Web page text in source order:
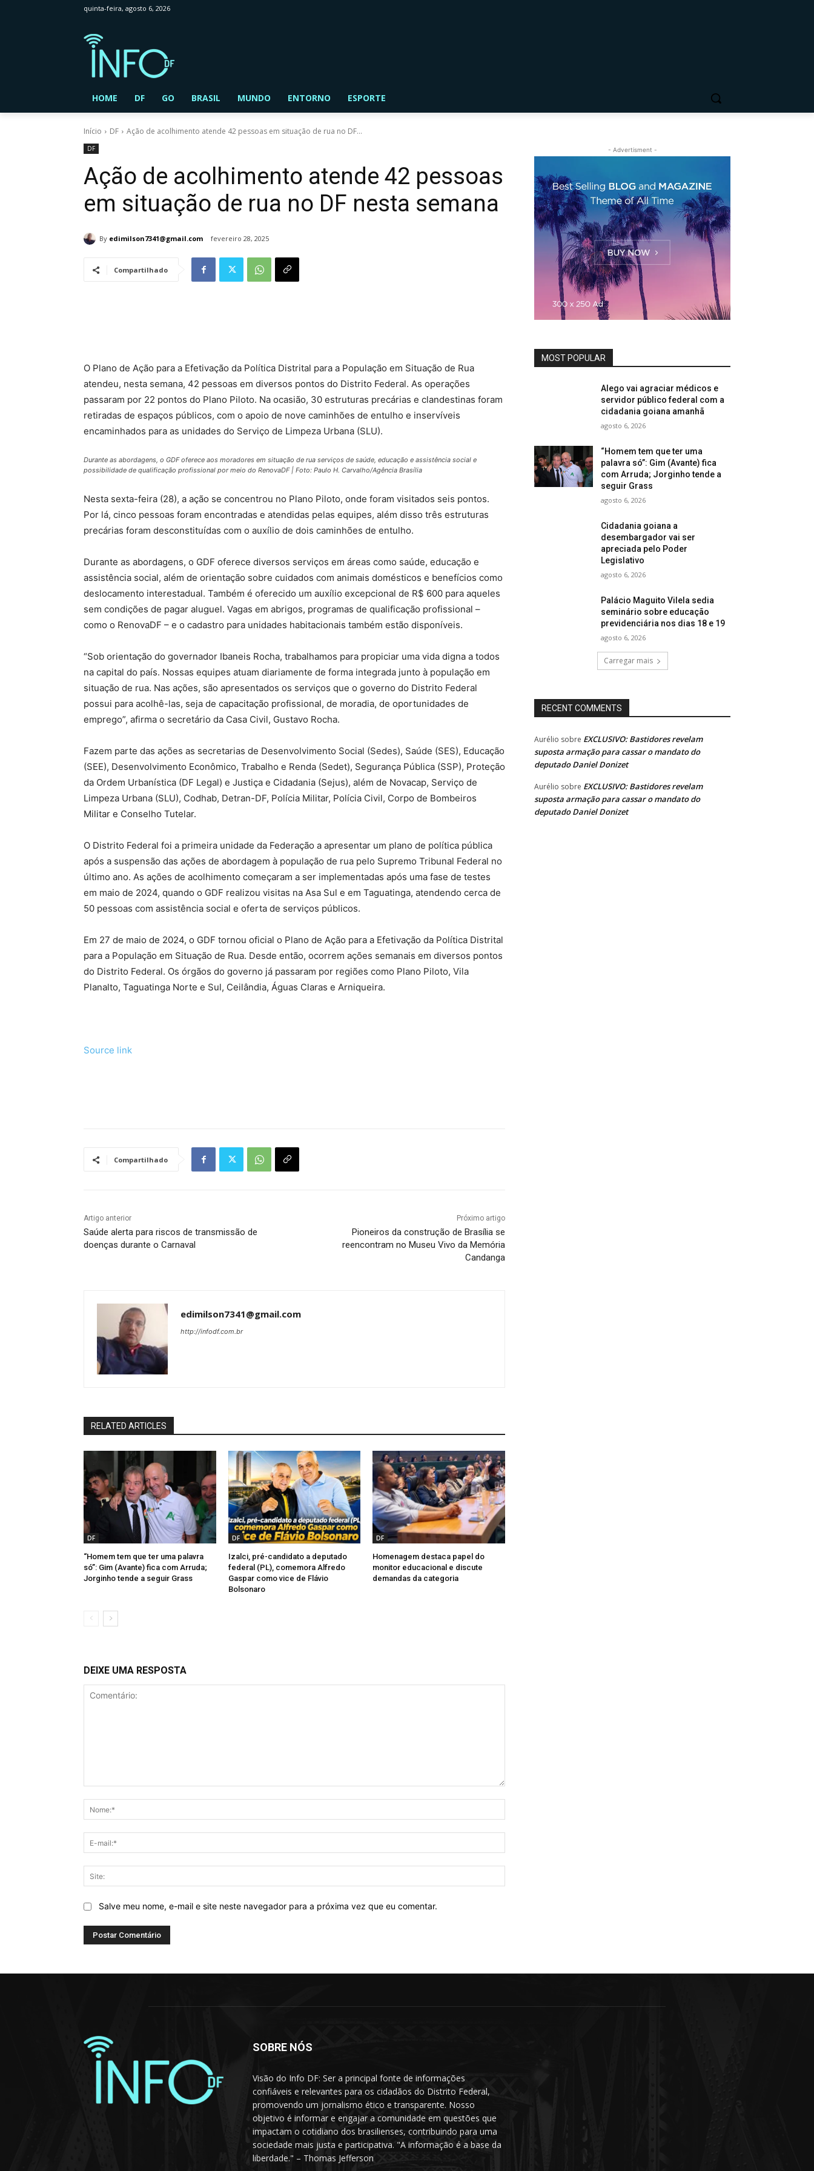
quinta-feira, agosto 6, 2026
HOME DF GO BRASIL MUNDO ENTORNO ESPORTE
Início DF Ação de acolhimento atende 42 pessoas em situação de rua no DF...
DF
Ação de acolhimento atende 42 pessoas
em situação de rua no DF nesta semana
By edimilson7341@gmail.com fevereiro 28, 2025
Compartilhado
O Plano de Ação para a Efetivação da Política Distrital para a População em Situação de Rua
atendeu, nesta semana, 42 pessoas em diversos pontos do Distrito Federal. As operações
passaram por 22 pontos do Plano Piloto. Na ocasião, 30 estruturas precárias e clandestinas foram
retiradas de espaços públicos, com o apoio de nove caminhões de entulho e inservíveis
encaminhados para as unidades do Serviço de Limpeza Urbana (SLU).
Durante as abordagens, o GDF oferece aos moradores em situação de rua serviços de saúde, educação e assistência social e
possibilidade de qualificação profissional por meio do RenovaDF | Foto: Paulo H. Carvalho/Agência Brasília
Nesta sexta-feira (28), a ação se concentrou no Plano Piloto, onde foram visitados seis pontos.
Por lá, cinco pessoas foram encontradas e atendidas pelas equipes, além disso três estruturas
precárias foram desconstituídas com o auxílio de dois caminhões de entulho.
Durante as abordagens, o GDF oferece diversos serviços em áreas como saúde, educação e
assistência social, além de orientação sobre cuidados com animais domésticos e benefícios como
deslocamento interestadual. Também é oferecido um auxílio excepcional de R$ 600 para aqueles
sem condições de pagar aluguel. Vagas em abrigos, programas de qualificação profissional –
como o RenovaDF – e o cadastro para unidades habitacionais também estão disponíveis.
“Sob orientação do governador Ibaneis Rocha, trabalhamos para propiciar uma vida digna a todos
na capital do país. Nossas equipes atuam diariamente de forma integrada junto à população em
situação de rua. Nas ações, são apresentados os serviços que o governo do Distrito Federal
possui para acolhê-las, seja de capacitação profissional, de moradia, de oportunidades de
emprego”, afirma o secretário da Casa Civil, Gustavo Rocha.
Fazem parte das ações as secretarias de Desenvolvimento Social (Sedes), Saúde (SES), Educação
(SEE), Desenvolvimento Econômico, Trabalho e Renda (Sedet), Segurança Pública (SSP), Proteção
da Ordem Urbanística (DF Legal) e Justiça e Cidadania (Sejus), além de Novacap, Serviço de
Limpeza Urbana (SLU), Codhab, Detran-DF, Polícia Militar, Polícia Civil, Corpo de Bombeiros
Militar e Conselho Tutelar.
O Distrito Federal foi a primeira unidade da Federação a apresentar um plano de política pública
após a suspensão das ações de abordagem à população de rua pelo Supremo Tribunal Federal no
último ano. As ações de acolhimento começaram a ser implementadas após uma fase de testes
em maio de 2024, quando o GDF realizou visitas na Asa Sul e em Taguatinga, atendendo cerca de
50 pessoas com assistência social e oferta de serviços públicos.
Em 27 de maio de 2024, o GDF tornou oficial o Plano de Ação para a Efetivação da Política Distrital
para a População em Situação de Rua. Desde então, ocorrem ações semanais em diversos pontos
do Distrito Federal. Os órgãos do governo já passaram por regiões como Plano Piloto, Vila
Planalto, Taguatinga Norte e Sul, Ceilândia, Águas Claras e Arniqueira.
Source link
Compartilhado
Artigo anterior
Saúde alerta para riscos de transmissão de
doenças durante o Carnaval
Próximo artigo
Pioneiros da construção de Brasília se
reencontram no Museu Vivo da Memória
Candanga
edimilson7341@gmail.com
http://infodf.com.br
RELATED ARTICLES
DF
“Homem tem que ter uma palavra
só”: Gim (Avante) fica com Arruda;
Jorginho tende a seguir Grass
DF
Izalci, pré-candidato a deputado
federal (PL), comemora Alfredo
Gaspar como vice de Flávio
Bolsonaro
DF
Homenagem destaca papel do
monitor educacional e discute
demandas da categoria
DEIXE UMA RESPOSTA
mail:*
Salve meu nome, e-mail e site neste navegador para a próxima vez que eu comentar.
- Advertisment -
MOST POPULAR
Alego vai agraciar médicos e
servidor público federal com a
cidadania goiana amanhã
agosto 6, 2026
“Homem tem que ter uma
palavra só”: Gim (Avante) fica
com Arruda; Jorginho tende a
seguir Grass
agosto 6, 2026
Cidadania goiana a
desembargador vai ser
apreciada pelo Poder
Legislativo
agosto 6, 2026
Palácio Maguito Vilela sedia
seminário sobre educação
previdenciária nos dias 18 e 19
agosto 6, 2026
Carregar mais
RECENT COMMENTS
Aurélio sobre EXCLUSIVO: Bastidores revelam
suposta armação para cassar o mandato do
deputado Daniel Donizet
Aurélio sobre EXCLUSIVO: Bastidores revelam
suposta armação para cassar o mandato do
deputado Daniel Donizet
SOBRE NÓS
Visão do Info DF: Ser a principal fonte de informações
confiáveis e relevantes para os cidadãos do Distrito Federal,
promovendo um jornalismo ético e transparente. Nosso
objetivo é informar e engajar a comunidade em questões que
impactam o cotidiano dos brasilienses, contribuindo para uma
sociedade mais justa e participativa. "A informação é a base da
liberdade." – Thomas Jefferson